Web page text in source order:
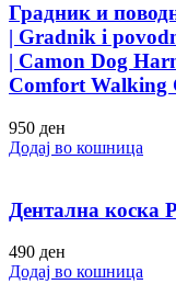
Градник и
| Gradnik i
| Camon Dog
Comfort Walking
950 ден
Додај во кошница
Дентална коска
490 ден
Додај во кошница